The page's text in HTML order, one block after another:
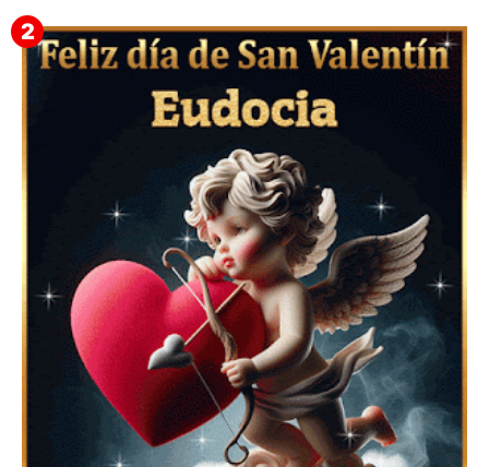
🎁 Imágenes Gif Personalizadas con Nombres para
San Valentín 2026 💘